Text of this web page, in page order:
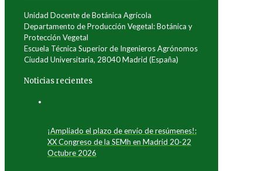
Unidad Docente de Botánica Agrícola
Departamento de Producción Vegetal: Botánica y
Protección Vegetal
Escuela Técnica Superior de Ingenieros Agrónomos
Ciudad Universitaria, 28040 Madrid (España)
Noticias recientes
¡Ampliado el plazo de envío de resúmenes!:
XX Congreso de la SEMh en Madrid 20-22
Octubre 2026